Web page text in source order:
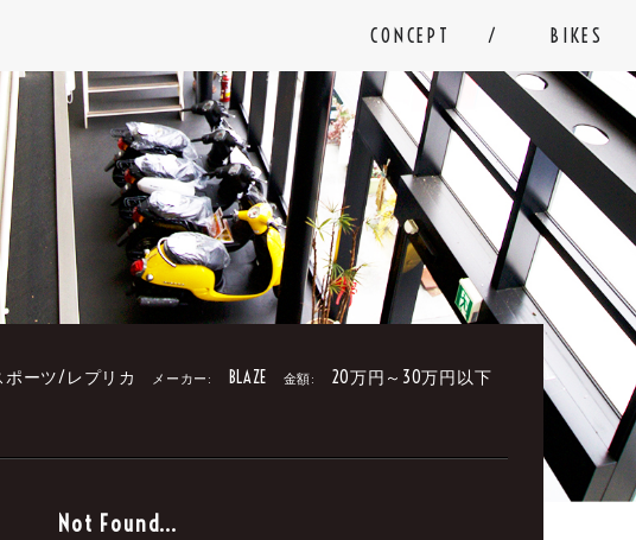
CONCEPT BIKES
ポーツ/レプリカ メーカー: BLAZE 金額: 20万円～30万円以下
Not Found...